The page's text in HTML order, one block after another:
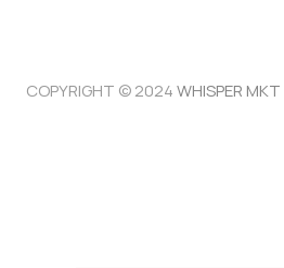
COPYRIGHT © 2024WHISPER MKT